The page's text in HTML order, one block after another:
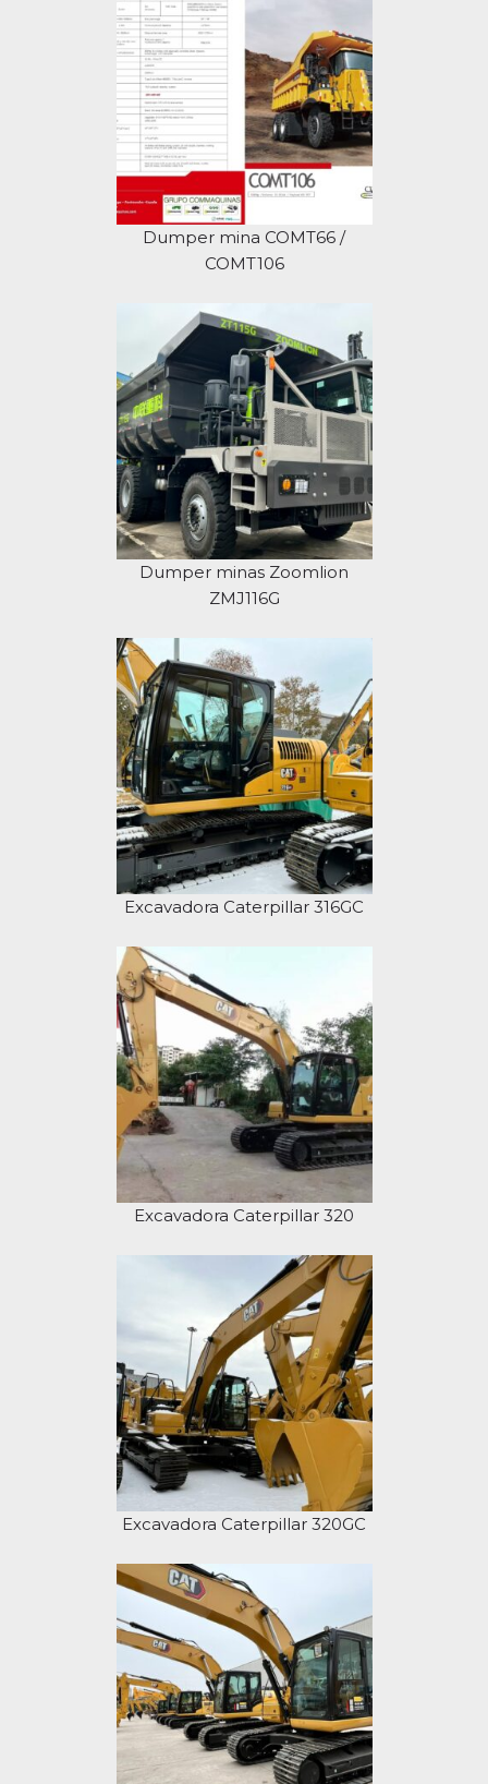
Dumper mina COMT66 /
COMT106
Dumper minas Zoomlion
ZMJ116G
Excavadora Caterpillar 316GC
Excavadora Caterpillar 320
Excavadora Caterpillar 320GC